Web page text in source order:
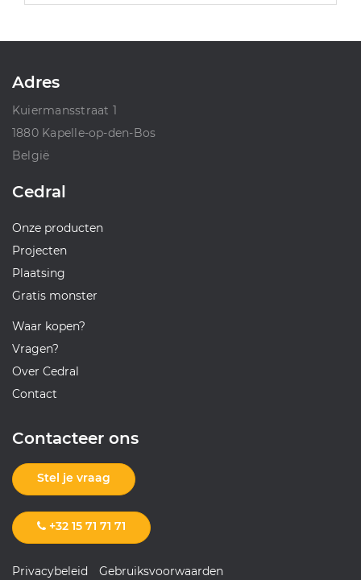
Adres
Kuiermansstraat 1
1880 Kapelle-op-den-Bos
België
Cedral
Onze producten
Projecten
Plaatsing
Gratis monster
Waar kopen?
Vragen?
Over Cedral
Contact
Contacteer ons
Stel je vraag
+32 15 71 71 71
Privacybeleid Gebruiksvoorwaarden